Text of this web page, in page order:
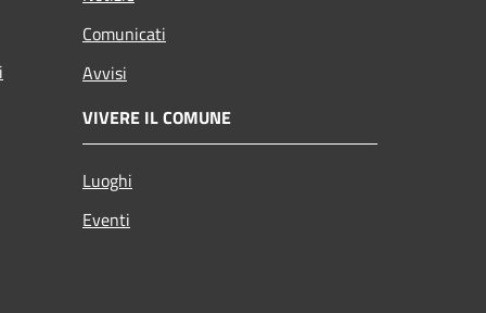
Comunicati
Avvisi
VIVERE IL COMUNE
Luoghi
Eventi